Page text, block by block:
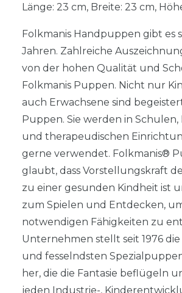
Länge: 23 cm, Breite: 23 cm,
Folkmanis Handpuppen gibt es
Jahren. Zahlreiche
von der hohen Qualität und
Folkmanis Puppen. Nicht nur
auch Erwachsene sind
Puppen. Sie werden in
und therapeudischen
gerne verwendet. Folkmanis®
glaubt, dass Vorstellungskraft
zu einer gesunden Kindheit ist
zum Spielen und Entdecken,
notwendigen Fähigkeiten zu
Unternehmen stellt seit 1976
und fesselndsten
her, die die Fantasie beflügeln
jeden Industrie-,